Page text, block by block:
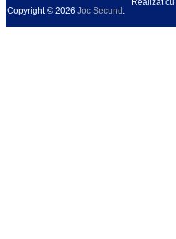
Copyright © 2026 Joc Secund .
Realizat cu